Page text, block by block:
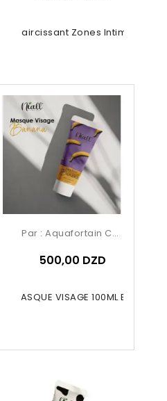
Éclaircissant Zones Intimes –...
MASQUE VISAGE 100ML Banane
Par : Aquafortain Cosmetics
500,00 DZD